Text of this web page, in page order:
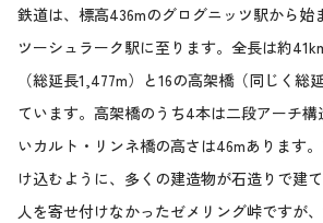
鉄道は、標高436mのグログニッツ駅から始
ツーシュラーク駅に至ります。全長は約
（総延長1,477m）と16の高架橋（同じく総
ています。高架橋のうち4本は二段アーチ
いカルト・リンネ橋の高さは46mあります
け込むように、多くの建造物が石造りで建
人を寄せ付けなかったゼメリング峠ですが